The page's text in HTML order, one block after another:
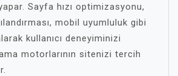
Sayfa hızı optimizasyonu,
mobil uyumluluk gibi
kullanıcı deneyiminizi
motorlarının sitenizi tercih